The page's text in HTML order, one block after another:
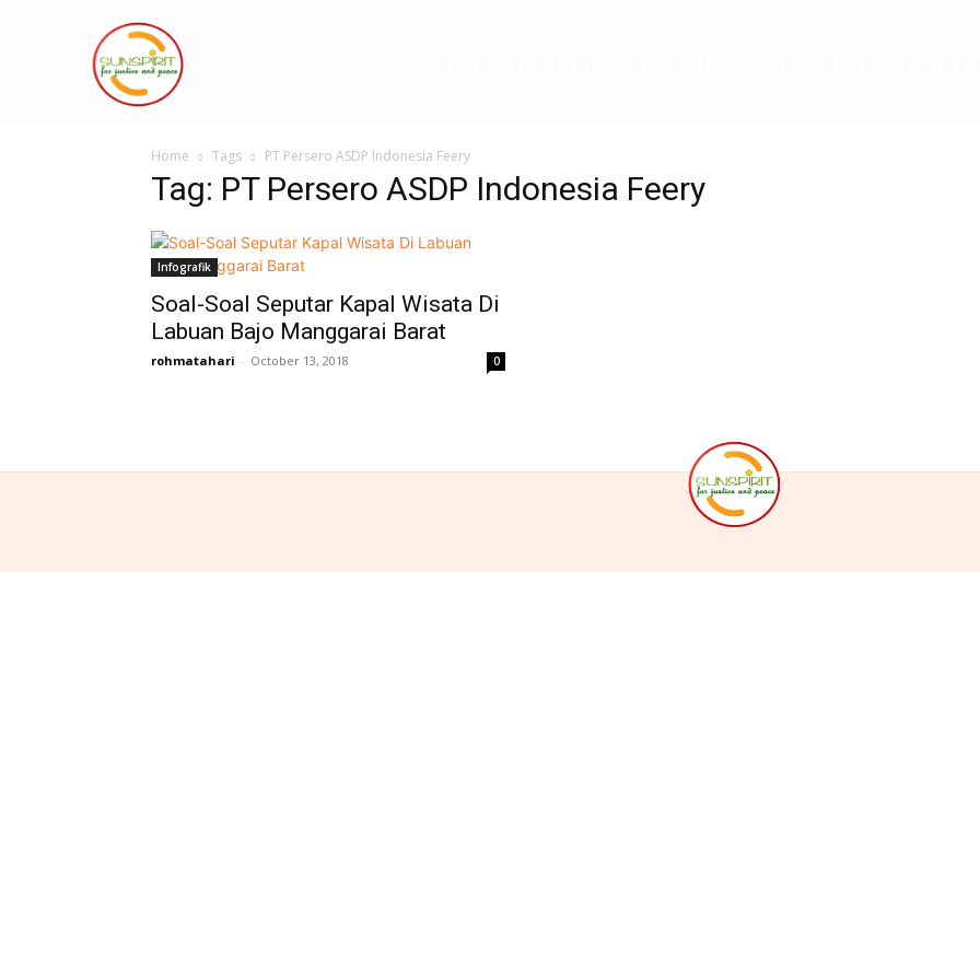
Home Tags PT Persero ASDP Indonesia Feery
Tag: PT Persero ASDP Indonesia Feery
Infografik
Soal-Soal Seputar Kapal Wisata Di
Labuan Bajo Manggarai Barat
rohmatahari - October 13, 2018 0